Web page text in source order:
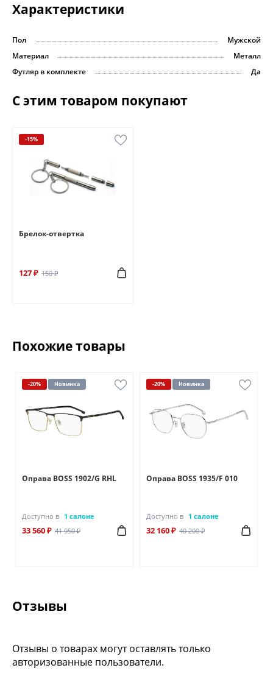
Характеристики
Пол
Мужской
Материал
Металл
Футляр в комплекте
Да
С этим товаром покупают
-15%
Брелок-отвертка
127 ₽ 150 ₽
Похожие товары
-20% Новинка
Оправа BOSS 1902/G RHL
Доступно в 1 салоне
33 560 ₽ 41 950 ₽
-20% Новинка
Оправа BOSS 1935/F 010
Доступно в 1 салоне
32 160 ₽ 40 200 ₽
Отзывы
Отзывы о товарах могут оставлять только
авторизованные пользователи.